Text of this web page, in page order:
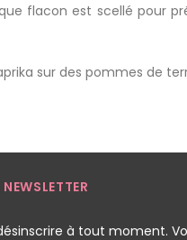
flacon est scellé pour
sur des pommes de
à tout moment.